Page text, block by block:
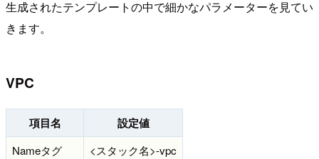
生成されたテンプレートの中で細かなパラメーターを見てい
きます。
VPC
項目名 設定値
Nameタグ
<スタック名>-vpc